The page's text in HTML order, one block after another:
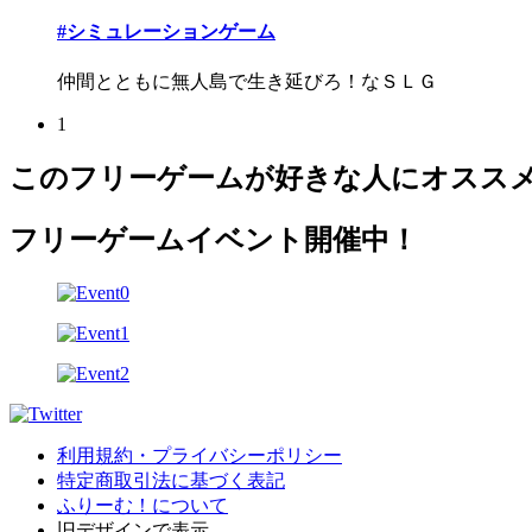
#シミュレーションゲーム
仲間とともに無人島で生き延びろ！なＳＬＧ
1
このフリーゲームが好きな人にオスス
フリーゲームイベント開催中！
利用規約・プライバシーポリシー
特定商取引法に基づく表記
ふりーむ！について